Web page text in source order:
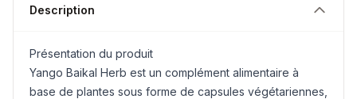
Description
Présentation du produit
Yango Baikal Herb est un complément alimentaire à
base de plantes sous forme de capsules végétariennes,